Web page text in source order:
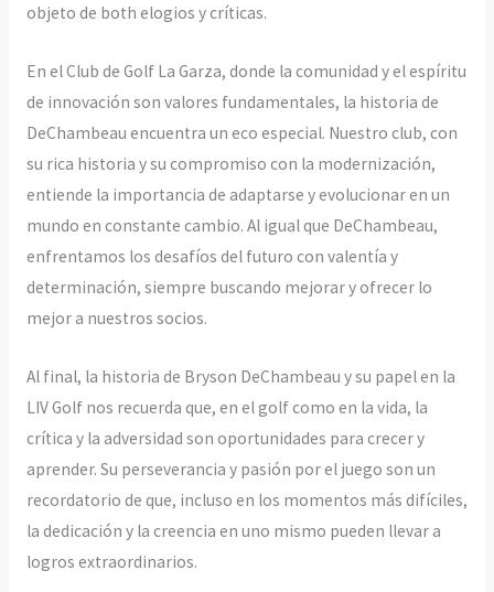
objeto de both elogios y críticas.
En el Club de Golf La Garza, donde la comunidad y el espíritu
de innovación son valores fundamentales, la historia de
DeChambeau encuentra un eco especial. Nuestro club, con
su rica historia y su compromiso con la modernización,
entiende la importancia de adaptarse y evolucionar en un
mundo en constante cambio. Al igual que DeChambeau,
enfrentamos los desafíos del futuro con valentía y
determinación, siempre buscando mejorar y ofrecer lo
mejor a nuestros socios.
Al final, la historia de Bryson DeChambeau y su papel en la
LIV Golf nos recuerda que, en el golf como en la vida, la
crítica y la adversidad son oportunidades para crecer y
aprender. Su perseverancia y pasión por el juego son un
recordatorio de que, incluso en los momentos más difíciles,
la dedicación y la creencia en uno mismo pueden llevar a
logros extraordinarios.